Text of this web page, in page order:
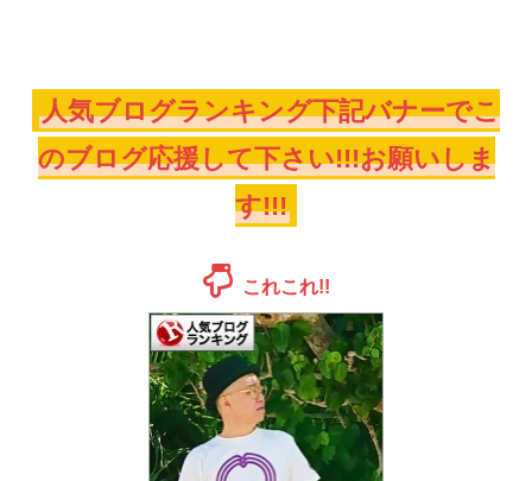
人気ブログランキング下記バナーでこ
のブログ応援して下さい!!!お願いしま
す!!!
これこれ!!